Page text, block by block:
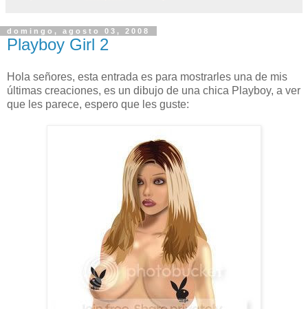
domingo, agosto 03, 2008
Playboy Girl 2
Hola señores, esta entrada es para mostrarles una de mis
últimas creaciones, es un dibujo de una chica Playboy, a ver
que les parece, espero que les guste: